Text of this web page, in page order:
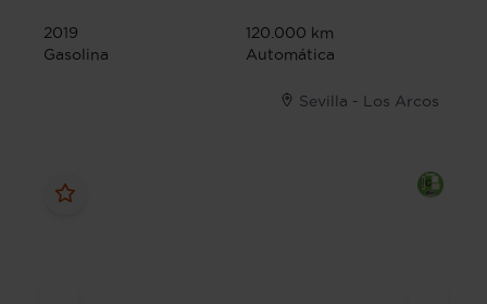
2019
120.000 km
Gasolina
Automática
Sevilla - Los Arcos